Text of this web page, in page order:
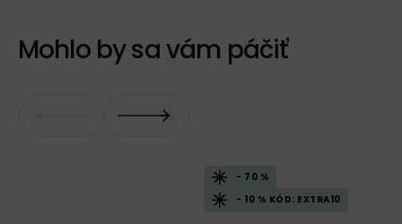
Mohlo by sa vám páčiť
- 70 %
- 10 % KÓD: EXTRA10